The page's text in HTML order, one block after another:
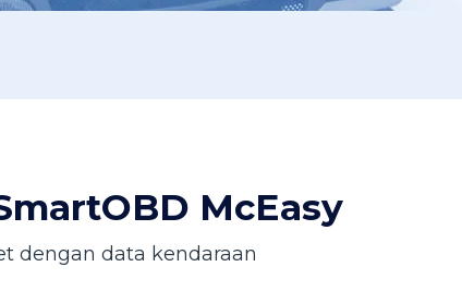
McEasy
dengan data kendaraan